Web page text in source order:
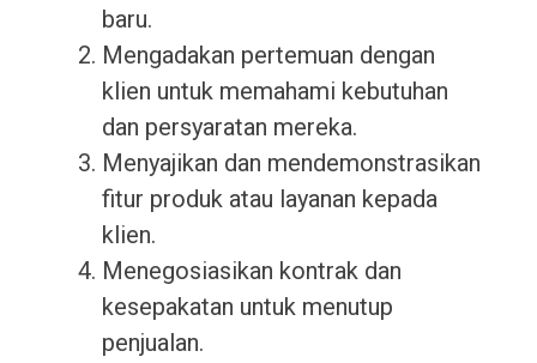
baru.
Mengadakan pertemuan dengan
klien untuk memahami kebutuhan
dan persyaratan mereka.
Menyajikan dan mendemonstrasikan
fitur produk atau layanan kepada
klien.
Menegosiasikan kontrak dan
kesepakatan untuk menutup
penjualan.